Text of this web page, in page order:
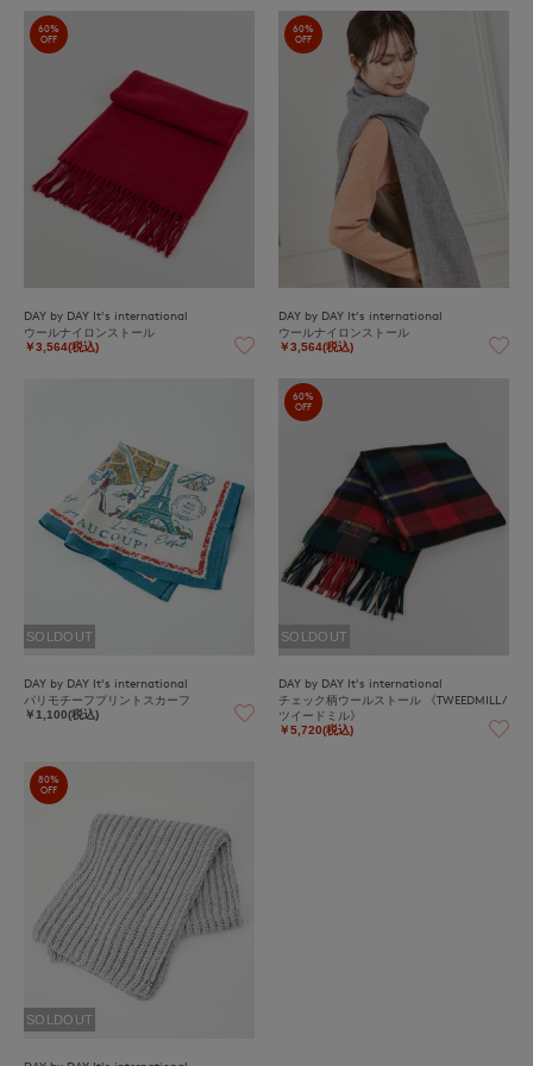
60%
OFF
DAY by DAY It's international
ウールナイロンストール
￥3,564(税込)
60%
OFF
DAY by DAY It's international
ウールナイロンストール
￥3,564(税込)
SOLDOUT
DAY by DAY It's international
パリモチーフプリントスカーフ
￥1,100(税込)
60%
OFF
SOLDOUT
DAY by DAY It's international
チェック柄ウールストール 《TWEEDMILL/
ツイードミル》
￥5,720(税込)
80%
OFF
SOLDOUT